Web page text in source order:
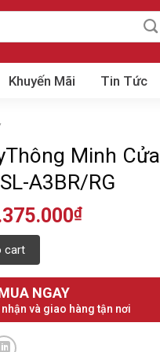
Khuyến Mãi Tin Tức
Minh Cửa
A3BR/RG
₫
cart
NGAY
và giao hàng tận nơi